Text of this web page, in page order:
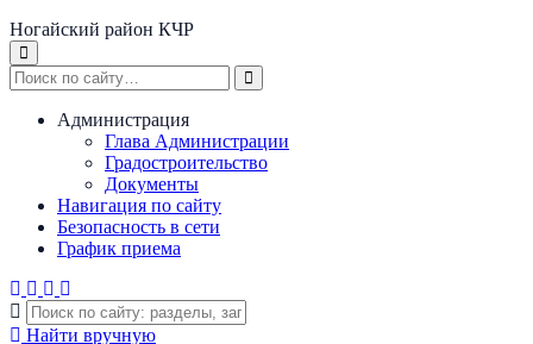
Ногайский район КЧР
Администрация
Глава Администрации
Градостроительство
Документы
Навигация по сайту
Безопасность в сети
График приема
Найти вручную